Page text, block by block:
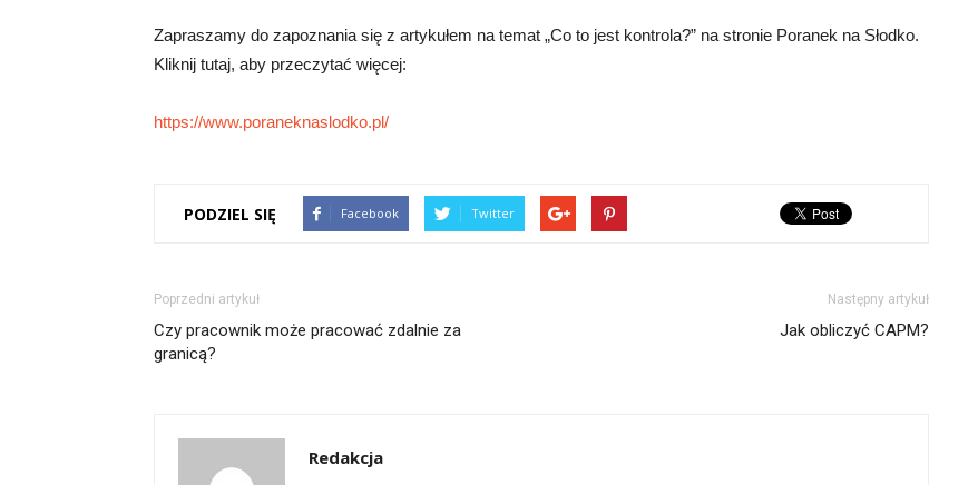
Zapraszamy do zapoznania się z artykułem na temat „Co to jest kontrola?” na stronie Poranek na Słodko.
Kliknij tutaj, aby przeczytać więcej:
https://www.poraneknaslodko.pl/
PODZIEL SIĘ Facebook Twitter
Poprzedni artykuł
Czy pracownik może pracować zdalnie za
granicą?
Następny artykuł
Jak obliczyć CAPM?
Redakcja